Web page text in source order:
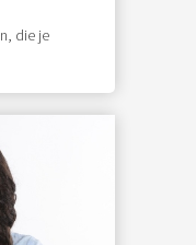
die je